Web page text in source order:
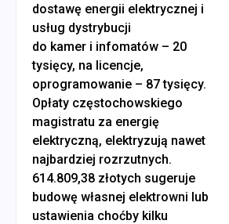
dostawę energii elektrycznej i
usług dystrybucji
do kamer i infomatów – 20
tysięcy, na licencje,
oprogramowanie – 87 tysięcy.
Opłaty częstochowskiego
magistratu za energię
elektryczną, elektryzują nawet
najbardziej rozrzutnych.
614.809,38 złotych sugeruje
budowę własnej elektrowni lub
ustawienia choćby kilku